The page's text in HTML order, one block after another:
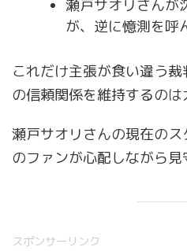
瀬戸サオリさんが
が、逆に憶測を呼
これだけ主張が食い違う
の信頼関係を維持するのは
瀬戸サオリさんの現在の
のファンが心配しながら見
スポンサーリンク